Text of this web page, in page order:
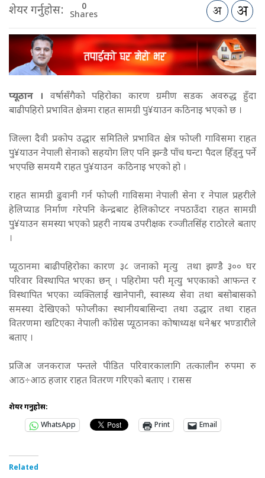
शेयर गर्नुहोस: 0
Shares
प्यूठान । वर्षासँगैको पहिरोका कारण ग्रमीण सडक अवरुद्ध हुँदा
बाढीपहिरो प्रभावित क्षेत्रमा राहत सामग्री पु¥याउन कठिनाइ भएको छ ।
जिल्ला दैवी प्रकोप उद्धार समितिले प्रभावित क्षेत्र फोप्ली गाविसमा राहत
पु¥याउन नेपाली सेनाको सहयोग लिए पनि झन्डै पाँच घन्टा पैदल हिँड्नु पर्ने
भएपछि समयमै राहत पु¥याउन कठिनाइ भएको हो ।
राहत सामग्री ढुवानी गर्न फोप्ली गाविसमा नेपाली सेना र नेपाल प्रहरीले
हेलिप्याड निर्माण गरेपनि केन्द्रबाट हेलिकोप्टर नपठाउँदा राहत सामग्री
पु¥याउन समस्या भएको प्रहरी नायब उपरीक्षक रञ्जीतसिंह राठोरले बताए
।
प्यूठानमा बाढीपहिरोका कारण ३८ जनाको मृत्यु तथा झण्डै ३०० घर
परिवार विस्थापित भएका छन् । पहिरोमा परी मृत्यु भएकाको आफन्त र
विस्थापित भएका व्यक्तिलाई खानेपानी, स्वास्थ्य सेवा तथा बसोबासको
समस्या देखिएको फोप्लीका स्थानीयबासिन्दा तथा उद्धार तथा राहत
वितरणमा खटिएका नेपाली काँग्रेस प्यूठानका कोषाध्यक्ष धनेश्वर भण्डारीले
बताए ।
प्रजिअ जनकराज पन्तले पीडित परिवारकालागि तत्कालीन रुपमा रु
आठ÷आठ हजार राहत वितरण गरिएको बताए । रासस
शेयर गर्नुहोस:
WhatsApp
Print Email
Related